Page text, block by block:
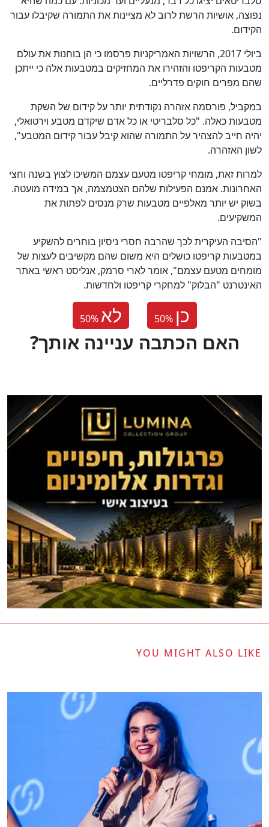
נפוצה, אושיות הרשת לרוב לא מציינות את התמורה שקיבלו עבור
הקידום.
ביולי 2017, הרשויות האמריקניות פרסמו כי הן בוחנות את עולם
מטבעות הקריפטו והזהירו את המחזיקים במטבעות אלה כי ייתכן
שהם מפרים חוקים פדרליים.
במקביל, פורסמה אזהרה נקודתית יותר על קידום של השקת
מטבעות כאלה. "כל סלבריטי או כל אדם שיקדם מטבע וירטואלי,
יהיה חייב להצהיר על התמורה שהוא קיבל עבור קידום המטבע",
לשון האזהרה.
למרות זאת, מומחי קריפטו מטעם עצמם המשיכו לצוץ בשנה וחצי
האחרונות. אמנם הפעילות שלהם הצטמצמה, אך במידה מועטה.
בשוק יש יותר מאלפיים מטבעות שרק מנסים לפתות את
המשקיעים.
"הסיבה העיקרית לכך שהרבה חסרי ניסיון בוחרים להשקיע
במטבעות קריפטו כושלים היא משום שהם מקשיבים לעצות של
מומחים מטעם עצמם", אומר לארי סרמק, אנליסט ראשי באתר
האינטרנט "הבלוק" למחקרי קריפטו ולחדשות.
50% לא 50% כן
?האם הכתבה עניינה אותך
YOU MIGHT ALSO LIKE